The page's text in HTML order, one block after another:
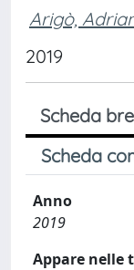
Arigò,
2019
Scheda
Scheda
Anno
2019
Appare nelle